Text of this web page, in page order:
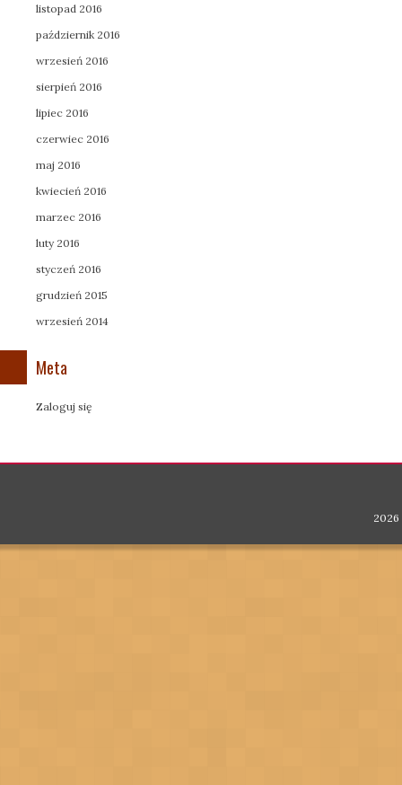
listopad 2016
październik 2016
wrzesień 2016
sierpień 2016
lipiec 2016
czerwiec 2016
maj 2016
kwiecień 2016
marzec 2016
luty 2016
styczeń 2016
grudzień 2015
wrzesień 2014
Meta
Zaloguj się
2026